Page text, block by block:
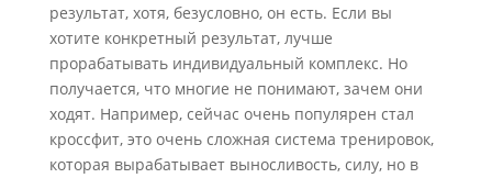
результат, хотя, безусловно, он есть. Если вы
хотите конкретный результат, лучше
прорабатывать индивидуальный комплекс. Но
получается, что многие не понимают, зачем они
ходят. Например, сейчас очень популярен стал
кроссфит, это очень сложная система тренировок,
которая вырабатывает выносливость, силу, но в